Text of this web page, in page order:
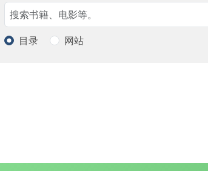
Search
搜索
目录 网站